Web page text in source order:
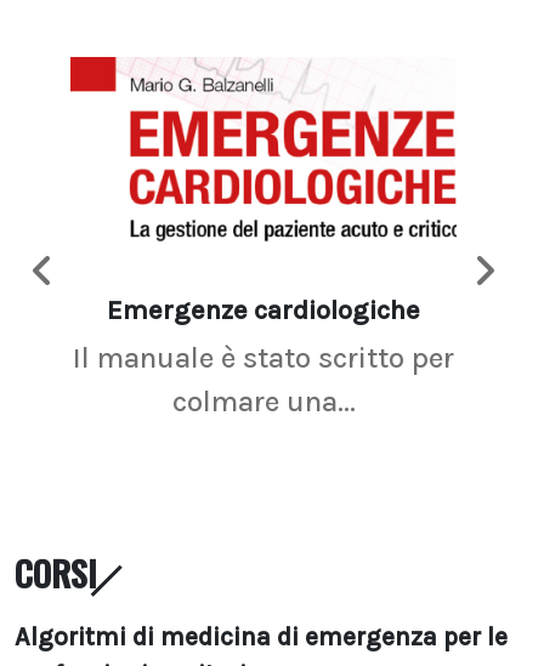
Emergenze cardiologiche
Il manuale è stato scritto per
colmare una...
CORSI
Algoritmi di medicina di emergenza per le